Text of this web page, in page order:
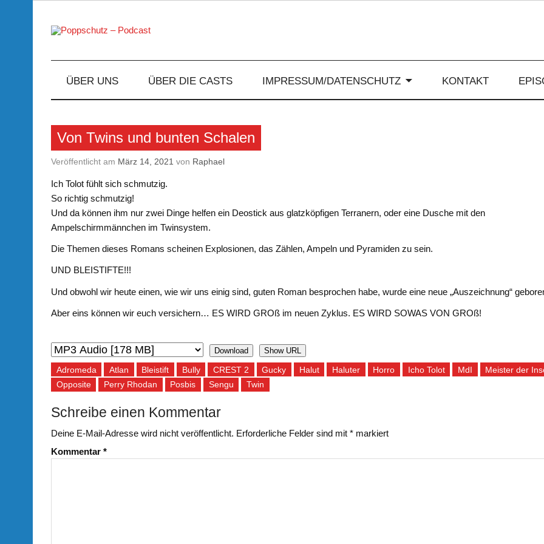
Podcasts zu Ihrem Vergnügen
ÜBER UNS ÜBER DIE CASTS IMPRESSUM/DATENSCHUTZ KONTAKT
Von Twins und bunten Schalen
Veröffentlicht am März 14, 2021 von Raphael
Ich Tolot fühlt sich schmutzig.
So richtig schmutzig!
Und da können ihm nur zwei Dinge helfen ein Deostick aus glatzköpfigen Terranern, oder eine Dusche mit den
Ampelschirmmännchen im Twinsystem.
Die Themen dieses Romans scheinen Explosionen, das Zählen, Ampeln und Pyramiden zu sein.
UND BLEISTIFTE!!!
Und obwohl wir heute einen, wie wir uns einig sind, guten Roman besprochen habe, wurde eine neue „Auszeichnung“
Aber eins können wir euch versichern… ES WIRD GROß im neuen Zyklus. ES WIRD SOWAS VON GROß!
Download Show URL
Adromeda Atlan Bleistift Bully CREST 2 Gucky Halut Haluter Horro Icho Tolot MdI
Meister der
Opposite
Perry Rhodan Posbis Sengu Twin
Schreibe einen Kommentar
Deine E-Mail-Adresse wird nicht veröffentlicht. Erforderliche Felder sind mit* markiert
Kommentar*